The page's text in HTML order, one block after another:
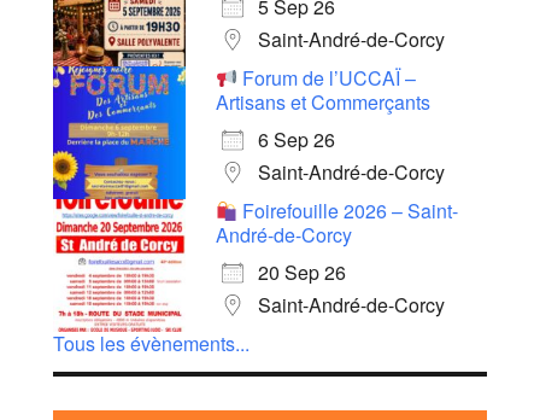
5 Sep 26
Saint-André-de-Corcy
Forum de l’UCCAÏ –
Artisans et Commerçants
6 Sep 26
Saint-André-de-Corcy
Foirefouille 2026 – Saint-
André-de-Corcy
20 Sep 26
Saint-André-de-Corcy
Tous les évènements...